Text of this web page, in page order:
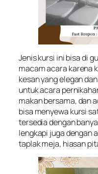
Jenis kursi ini bisa di
macam acara karena
kesan yang elegan
untuk acara
makan bersama, dan
bisa menyewa kursi
tersedia dengan
lengkapi juga dengan
taplak meja, hiasan